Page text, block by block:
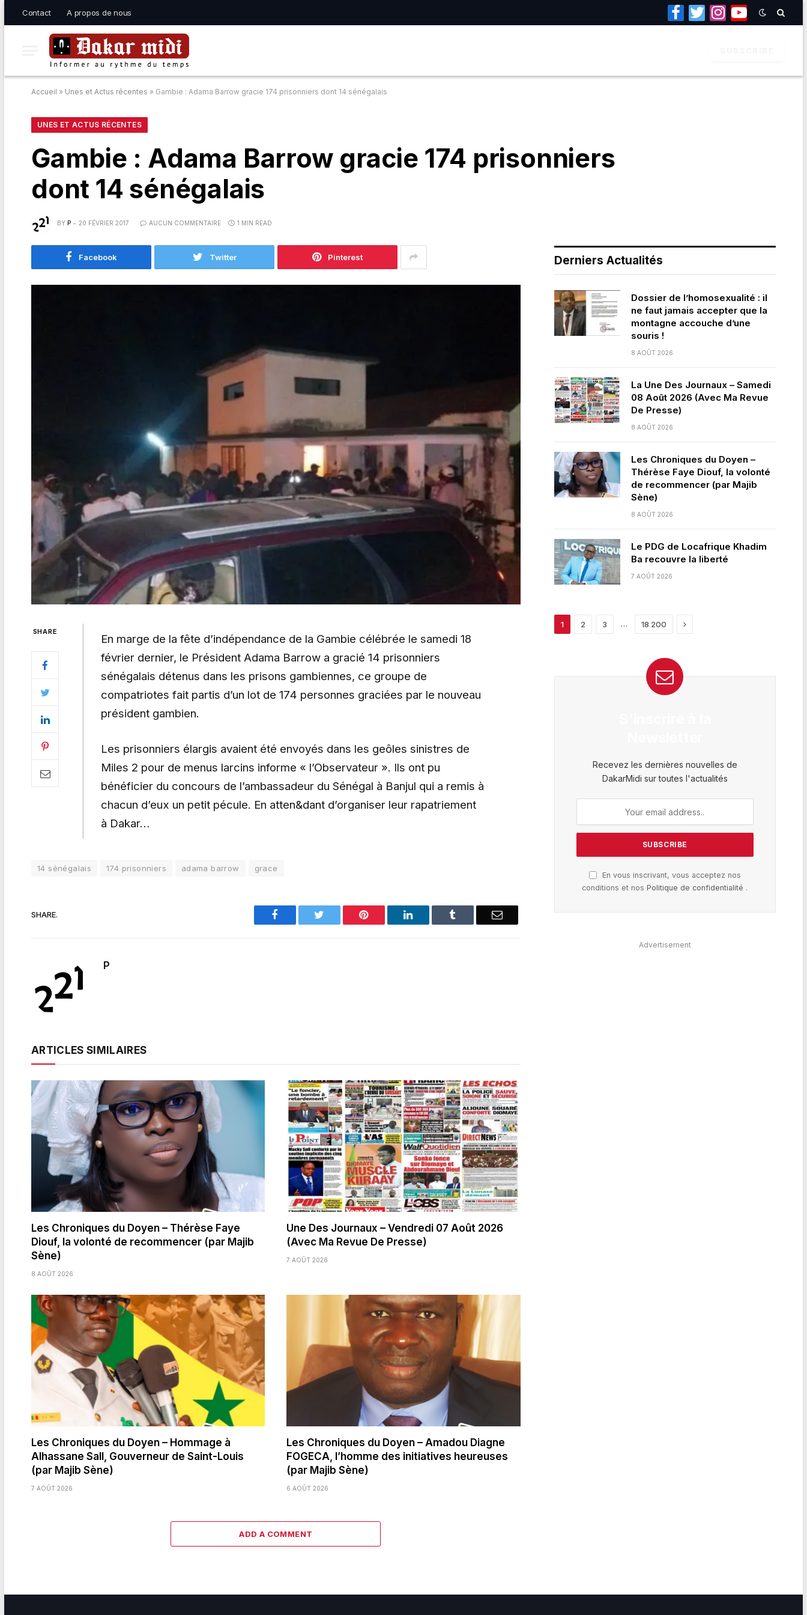
Contact A propos de nous
Facebook
TwitterInstagramYouTube
Accueil » Unes et Actus récentes » Gambie : Adama Barrow gracie 174 prisonniers dont 14 sénégalais
UNES ET ACTUS RÉCENTES
Gambie : Adama Barrow gracie 174 prisonniers
dont 14 sénégalais
BY P 20 FÉVRIER 2017 AUCUN COMMENTAIRE 1 MIN READ
Facebook Twitter Pinterest
SHARE
En marge de la fête d’indépendance de la Gambie célébrée le samedi 18
février dernier, le Président Adama Barrow a gracié 14 prisonniers
sénégalais détenus dans les prisons gambiennes, ce groupe de
compatriotes fait partis d’un lot de 174 personnes graciées par le nouveau
président gambien.
Les prisonniers élargis avaient été envoyés dans les geôles sinistres de
Miles 2 pour de menus larcins informe « l’Observateur ». Ils ont pu
bénéficier du concours de l’ambassadeur du Sénégal à Banjul qui a remis à
chacun d’eux un petit pécule. En atten&dant d’organiser leur rapatriement
à Dakar…
14 sénégalais 174 prisonniers adama barrow grace
SHARE. Facebook Pinterest LinkedIn Email
P
ARTICLES SIMILAIRES
Les Chroniques du Doyen – Thérèse Faye
Diouf, la volonté de recommencer (par Majib
Sène)
8 AOÛT 2026
Une Des Journaux – Vendredi 07 Août 2026
(Avec Ma Revue De Presse)
7 AOÛT 2026
Les Chroniques du Doyen – Hommage à
Alhassane Sall, Gouverneur de Saint-Louis
(par Majib Sène)
7 AOÛT 2026
Les Chroniques du Doyen – Amadou Diagne
FOGECA, l’homme des initiatives heureuses
(par Majib Sène)
6 AOÛT 2026
ADD A COMMENT
Derniers Actualités
Dossier de l’homosexualité : il
ne faut jamais accepter que la
montagne accouche d’une
souris !
8 AOÛT 2026
La Une Des Journaux – Samedi
08 Août 2026 (Avec Ma Revue
De Presse)
8 AOÛT 2026
Les Chroniques du Doyen –
Thérèse Faye Diouf, la volonté
de recommencer (par Majib
Sène)
8 AOÛT 2026
Le PDG de Locafrique Khadim
Ba recouvre la liberté
7 AOÛT 2026
1 2 3 … 18 200 Next
Recevez les dernières nouvelles de
DakarMidi sur toutes l'actualités
En vous inscrivant, vous acceptez nos
conditions et nosPolitique de confidentialité .
Advertisement